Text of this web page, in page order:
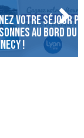
votre séjour
au bord du
!